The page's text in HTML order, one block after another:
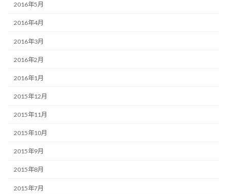
2016年5月
2016年4月
2016年3月
2016年2月
2016年1月
2015年12月
2015年11月
2015年10月
2015年9月
2015年8月
2015年7月